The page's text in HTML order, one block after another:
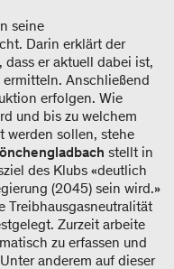
seine
Darin erklärt der
dass er aktuell dabei ist,
ermitteln. Anschließend
erfolgen. Wie
und bis zu welchem
werden sollen, stehe
stellt in
des Klubs «deutlich
(2045) sein wird.»
Treibhausgasneutralität
Zurzeit arbeite
zu erfassen und
anderem auf dieser